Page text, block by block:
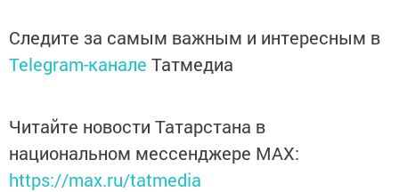
Следите за самым важным и интересным в
Telegram-канале Татмедиа
Читайте новости Татарстана в
национальном мессенджере MАХ:
https://max.ru/tatmedia